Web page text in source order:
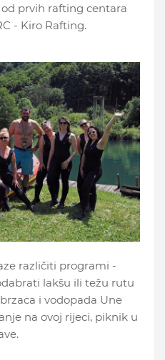
prvih rafting centara
- Kiro Rafting.
različiti programi -
lakšu ili težu rutu
i vodopada Une
na ovoj rijeci, piknik u